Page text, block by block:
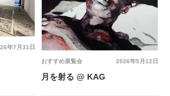
年7月31日
2026年5月12日
おすすめ展覧会
月を射る @ KAG